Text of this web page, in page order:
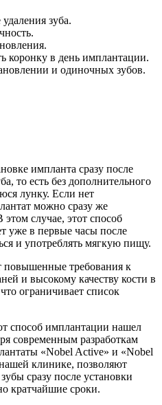
зуба.
коронку в день имплантации.
и одиночных зубов.
импланта сразу после
то есть без дополнительного
лунку. Если нет
можно сразу же
случае, этот способ
уже в первые часы после
и употреблять мягкую пищу.
повышенные требования к
и высокому качеству кости в
ограничивает список
способ имплантации нашел
современным разработкам
«Nobel Active» и «Nobel
клинике, позволяют
сразу после установки
кратчайшие сроки.